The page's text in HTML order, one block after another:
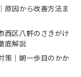
原因から改善方法ま
西区八軒のさきがけ
底解説
策｜朝一歩目のかか